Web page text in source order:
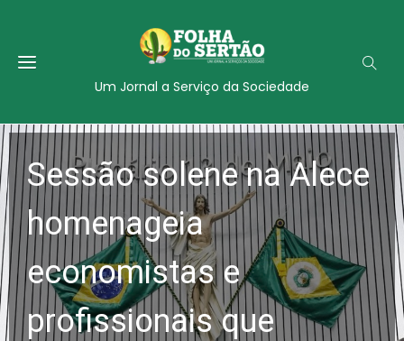
Um Jornal a Serviço da Sociedade
Sessão solene na Alece
homenageia
economistas e
profissionais que